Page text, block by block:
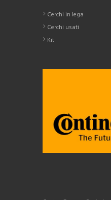
Cerchi in lega
Cerchi usati
Kit